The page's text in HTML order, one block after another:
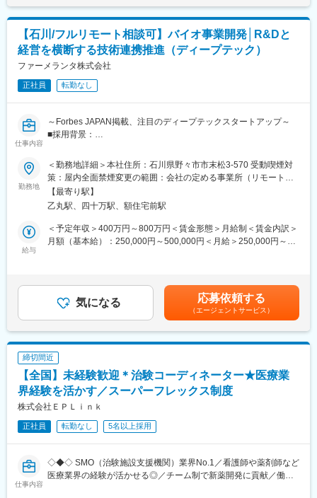
■午前：
・治験の進捗状況の確認や患者様対応の予定などを、院内の治験
事務局に共有
・来院された患者様の診察や検査に同席し、治験が手順通りに行
われているか、患者様の状態変化が無いかを確認します。
■午後：
・患者様の報告書作成
・治験の参加候補となる患者様をカルテから探す
・医師との打ち合わせ
■基礎研修が充実：
入社後1か月は研修期間となります。ビジネスマナーやPCスキル
研修が入社後研修としてあり、PC慣れしていない方も安心してご
入社いただけます。
現場配属後は、OJTで独り立ちまでサポートその後も定期的なフ
ォローアップ研修や、専門性を高める継続研修、階層別研修など
・ご自宅から1時間程度で通える施設をお任せする予定です。
・スーパーフレックスタイム制を導入しており、社員自身が業務
のスケジュールに合わせて始業、就業時間を決めることができま
す。
・5日間のリフレッシュ休暇制度や、時間単位で取得できる有給休
暇。
・産前産後休暇（妊娠中時短勤務あり）、子供が3歳になるまで取
得できる育児休業、
復帰後は短時間勤務制度の利用も可能。
※育児休業から復帰し3ヶ月後に、育児補助支援金を給付。
※育児休業、時短勤務制度は入社～1年経過後から取得可能。
変更の範囲：会社の定める業務
賃金はあくまでも目安の金額であり、選考を通じて上下する可能
性があります。月給(月額)は固定手当を含めた表記です。
【石川/フルリモート相談可】バイオ事業開発│R&Dと
経営を横断する技術連携推進（ディープテック）
ファーメランタ株式会社
正社員 転勤なし
仕事内容
～Forbes JAPAN掲載、注目のディープテックスタートアップ～
■採用背景：
づくり拠点を構築するスタートアップです。創業以来、パイプラ
インと外部連携を拡大しており、R&D・事業開発・経営の「あい
だ」を担う新規ポジションを募集します。
■ポジション概要：
研究と事業をつなぐ現場に近い距離で、技術評価・協力関係検
討・新技術導入に横断的に関わるエントリー～ジュニア向けポジ
い方を歓迎します。
7カ国以上のメンバーが集う国際チームで、海外との共同研究・技
術連携・事業連携が日常的に進んでいます。
◇社内R&D会議への参加、技術内容の整理、BD・経営陣向け資料
の作成補助
◇新規PJT候補の技術的フィージビリティ検討の補助（文献調
査、社内データ収集、関係部署との調整等）
◇顧客・共同研究先・CDMO・ベンダーなど外部ステークホルダ
席、フォローアップ）
◇社外専門家を招いたセミナー・技術講演会の企画・運営サポー
ト（候補リストアップ、日程調整、当日運営等）
勤務地
＜勤務地詳細＞本社住所：石川県野々市市末松3-570 受動喫煙対
策：屋内全面禁煙変更の範囲：会社の定める事業所（リモートワ
ーク含む）
【最寄り駅】
乙丸駅、四十万駅、額住宅前駅
給与
＜予定年収＞400万円～800万円＜賃金形態＞月給制＜賃金内訳＞
月額（基本給）：250,000円～500,000円＜月給＞250,000円～
す。月給(月額)は固定手当を含めた表記です。
気になる 応募依頼する
（エージェントサービス）
締切間近
【全国】未経験歓迎＊治験コーディネーター★医療業
界経験を活かす／スーパーフレックス制度
株式会社ＥＰＬｉｎｋ
正社員 転勤なし 5名以上採用
仕事内容
◇◆◇ SMO（治験施設支援機関）業界No.1／看護師や薬剤師など
医療業界の経験が活かせる◎／チーム制で新薬開発に貢献／働き